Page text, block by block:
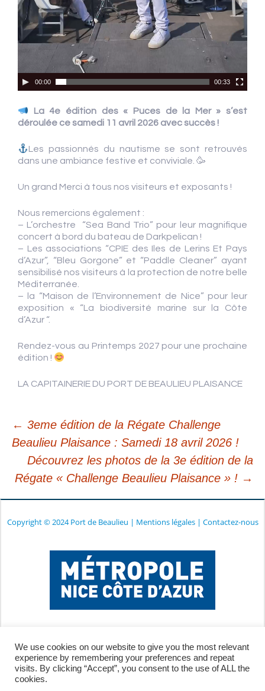
00:00 00:33
La 4e édition des « Puces de la Mer » s’est
déroulée ce samedi 11 avril 2026 avec succès !
Les passionnés du nautisme se sont retrouvés
dans une ambiance festive et conviviale. 🥳
Un grand Merci à tous nos visiteurs et exposants !
Nous remercions également :
– L’orchestre “Sea Band Trio” pour leur magnifique
concert à bord du bateau de Darkpelican !
– Les associations “CPIE des Iles de Lerins Et Pays
d’Azur”, “Bleu Gorgone” et “Paddle Cleaner” ayant
sensibilisé nos visiteurs à la protection de notre belle
Méditerranée.
– la “Maison de l’Environnement de Nice” pour leur
exposition « “La biodiversité marine sur la Côte
d’Azur “.
Rendez-vous au Printemps 2027 pour une prochaine
édition !
LA CAPITAINERIE DU PORT DE BEAULIEU PLAISANCE
Navigation
des
articles
← 3eme édition de la Régate Challenge
Beaulieu Plaisance : Samedi 18 avril 2026 !
Découvrez les photos de la 3e édition de la
Régate « Challenge Beaulieu Plaisance » ! →
Copyright © 2024 Port de Beaulieu | Mentions légales| Contactez-nous
We use cookies on our website to give you the most relevant
experience by remembering your preferences and repeat
visits. By clicking “Accept”, you consent to the use of ALL the
cookies.